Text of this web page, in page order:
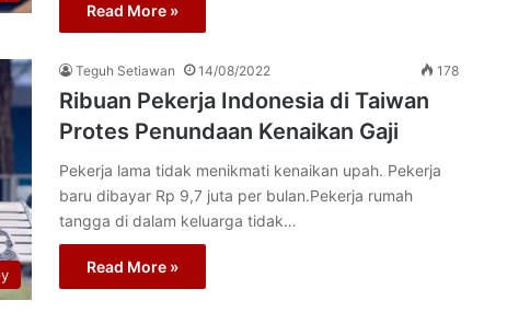
Read More »
Teguh Setiawan 14/08/2022 178
Ribuan Pekerja Indonesia di Taiwan
Protes Penundaan Kenaikan Gaji
Pekerja lama tidak menikmati kenaikan upah. Pekerja
baru dibayar Rp 9,7 juta per bulan.Pekerja rumah
tangga di dalam keluarga tidak…
Read More »